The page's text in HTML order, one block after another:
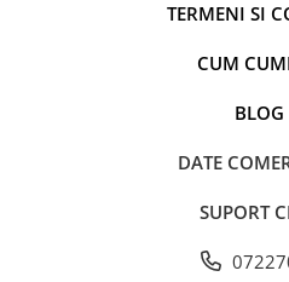
TERMENI SI
CUM
BLOG
DATE
SUPORT